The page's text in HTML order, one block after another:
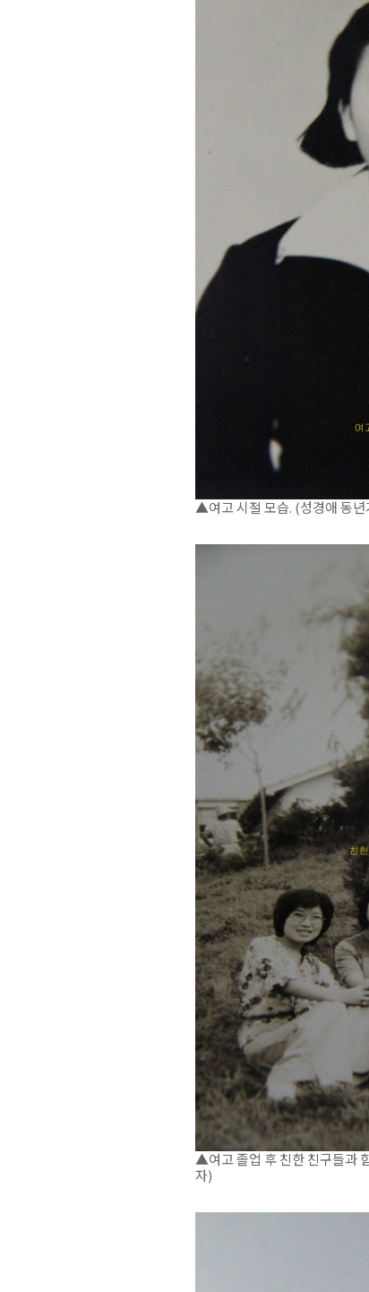
▲여고 시절 모습. (성경애 동년
▲여고 졸업 후 친한 친구들과
자)